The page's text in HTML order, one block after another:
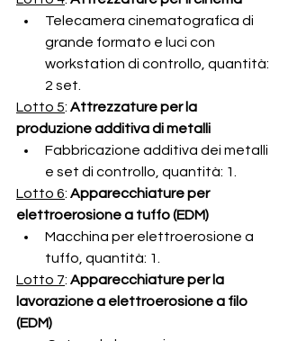
Telecamera cinematografica di
grande formato e luci con
workstation di controllo, quantità:
2 set.
Lotto 5: Attrezzature per la
produzione additiva di metalli
Fabbricazione additiva dei metalli
e set di controllo, quantità: 1.
Lotto 6: Apparecchiature per
elettroerosione a tuffo (EDM)
Macchina per elettroerosione a
tuffo, quantità: 1.
Lotto 7: Apparecchiature per la
lavorazione a elettroerosione a filo
(EDM)